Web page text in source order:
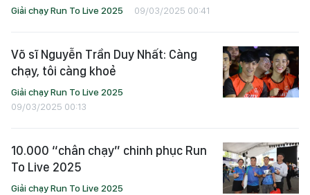
Giải chạy Run To Live 2025 09/03/2025 00:41
Võ sĩ Nguyễn Trần Duy Nhất: Càng
chạy, tôi càng khoẻ
Giải chạy Run To Live 2025
09/03/2025 00:13
10.000 “chân chạy” chinh phục Run
To Live 2025
Giải chạy Run To Live 2025